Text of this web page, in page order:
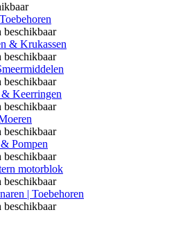
beschikbaar
& Krukassen
beschikbaar
beschikbaar
Keerringen
beschikbaar
beschikbaar
Pompen
beschikbaar
motorblok
beschikbaar
| Toebehoren
beschikbaar